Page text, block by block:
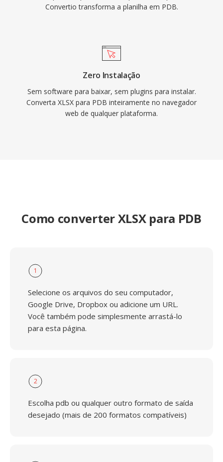
Convertio transforma a planilha em PDB.
Zero Instalação
Sem software para baixar, sem plugins para instalar.
Converta XLSX para PDB inteiramente no navegador
web de qualquer plataforma.
Como converter XLSX para PDB
1
Selecione os arquivos do seu computador,
Google Drive, Dropbox ou adicione um URL.
Você também pode simplesmente arrastá-lo
para esta página.
2
Escolha pdb ou qualquer outro formato de saída
desejado (mais de 200 formatos compatíveis)